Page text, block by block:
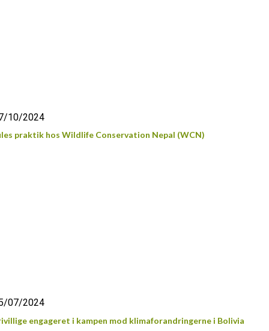
10/2024
praktik hos Wildlife Conservation Nepal (WCN)
07/2024
engageret i kampen mod klimaforandringerne i Bolivia